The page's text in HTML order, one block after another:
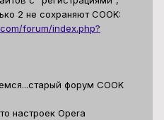
2 не сохраняют COOK:
forum/index.php?
форум COOK
настроек Opera